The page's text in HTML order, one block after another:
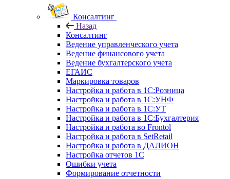
Консалтинг
Назад
Консалтинг
Ведение управленческого учета
Ведение финансового учета
Ведение бухгалтерского учета
ЕГАИС
Маркировка товаров
Настройка и работа в 1С:Розница
Настройка и работа в 1С:УНФ
Настройка и работа в 1С:УТ
Настройка и работа в 1С:Бухгалтерия
Настройка и работа во Frontol
Настройка и работа в SetRetail
Настройка и работа в ДАЛИОН
Настройка отчетов 1С
Ошибки учета
Формирование отчетности